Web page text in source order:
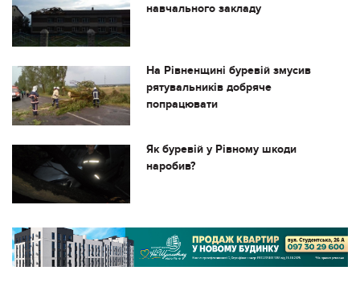
навчального закладу
На Рівненщині буревій змусив
рятувальників добряче
попрацювати
Як буревій у Рівному шкоди
наробив?